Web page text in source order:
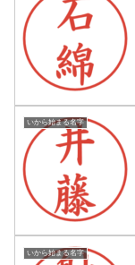
いから始まる名字
いから始まる名字